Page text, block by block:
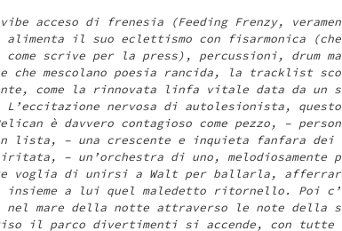
acceso di frenesia (Feeding Frenzy,
alimenta il suo eclettismo con fisarmonica
scrive per la press), percussioni, drum
che mescolano poesia rancida, la tracklist
come la rinnovata linfa vitale data da un
nervosa di autolesionista, questo,
è davvero contagioso come pezzo, –
lista, – una crescente e inquieta fanfara dei
– un’orchestra di uno, melodiosamente
voglia di unirsi a Walt per ballarla, afferrare
insieme a lui quel maledetto ritornello. Poi
mare della notte attraverso le note della
il parco divertimenti si accende, con